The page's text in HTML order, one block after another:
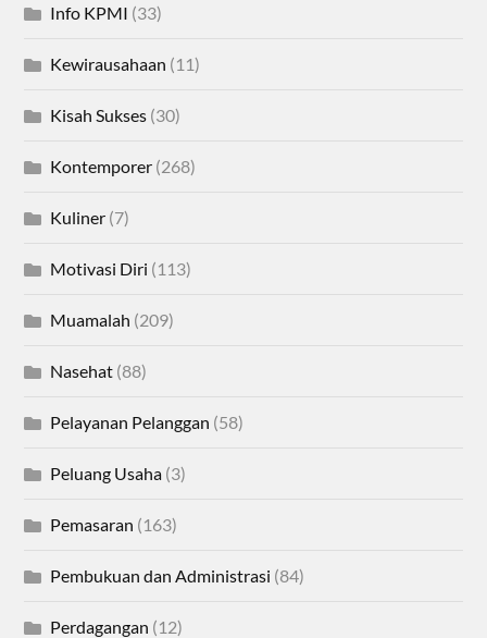
Info KPMI (33)
Kewirausahaan (11)
Kisah Sukses (30)
Kontemporer (268)
Kuliner (7)
Motivasi Diri (113)
Muamalah (209)
Nasehat (88)
Pelayanan Pelanggan (58)
Peluang Usaha (3)
Pemasaran (163)
Pembukuan dan Administrasi (84)
Perdagangan (12)